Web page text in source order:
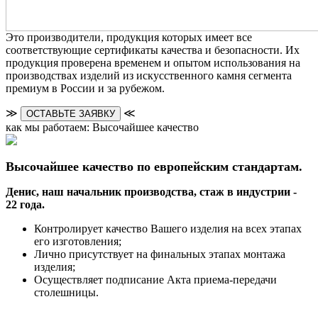
Это производители, продукция которых имеет все
соответствующие сертификаты качества и безопасности. Их
продукция проверена временем и опытом использования на
производствах изделий из искусственного камня сегмента
премиум в России и за рубежом.
≫ ОСТАВЬТЕ ЗАЯВКУ
≪
как мы работаем: Высочайшее качество
Высочайшее качество по европейским стандартам.
Денис, наш начальник производства, стаж в индустрии -
22 года.
Контролирует качество Вашего изделия на всех этапах
его изготовления;
Лично присутствует на финальных этапах монтажа
изделия;
Осуществляет подписание Акта приема-передачи
столешницы.